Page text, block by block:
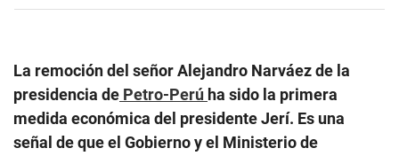
La remoción del señor Alejandro Narváez de la
presidencia de Petro-Perú ha sido la primera
medida económica del presidente Jerí. Es una
señal de que el Gobierno y el Ministerio de